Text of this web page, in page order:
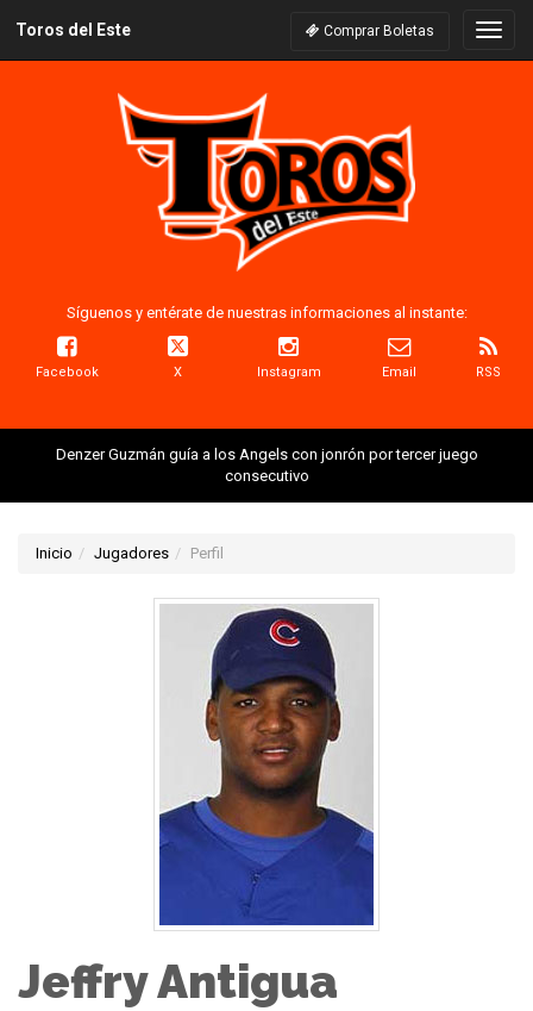
Toros del Este Comprar Boletas
Síguenos y entérate de nuestras informaciones al instante:
Facebook X Instagram Email RSS
Denzer Guzmán guía a los Angels con jonrón por tercer juego
consecutivo
Inicio Jugadores Perfil
Jeffry Antigua